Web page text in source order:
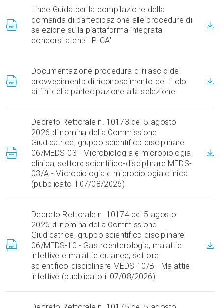
Linee Guida per la compilazione della
domanda di partecipazione alle procedure di
selezione sulla piattaforma integrata
concorsi atenei "PICA"
Documentazione procedura di rilascio del
provvedimento di riconoscimento del titolo
ai fini della partecipazione alla selezione
Decreto Rettorale n. 10173 del 5 agosto
2026 di nomina della Commissione
Giudicatrice, gruppo scientifico disciplinare
06/MEDS-03 - Microbiologia e microbiologia
clinica, settore scientifico-disciplinare MEDS-
03/A - Microbiologia e microbiologia clinica
(pubblicato il 07/08/2026)
Decreto Rettorale n. 10174 del 5 agosto
2026 di nomina della Commissione
Giudicatrice, gruppo scientifico disciplinare
06/MEDS-10 - Gastroenterologia, malattie
infettive e malattie cutanee, settore
scientifico-disciplinare MEDS-10/B - Malattie
infettive (pubblicato il 07/08/2026)